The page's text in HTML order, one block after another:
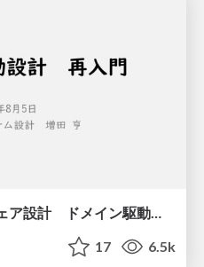
今こそ聞きたいソフトウェア設計 ドメイン駆動設計再入門
17 6.5k